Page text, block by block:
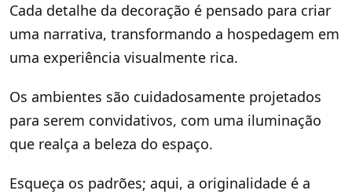
Cada detalhe da decoração é pensado para criar
uma narrativa, transformando a hospedagem em
uma experiência visualmente rica.
Os ambientes são cuidadosamente projetados
para serem convidativos, com uma iluminação
que realça a beleza do espaço.
Esqueça os padrões; aqui, a originalidade é a